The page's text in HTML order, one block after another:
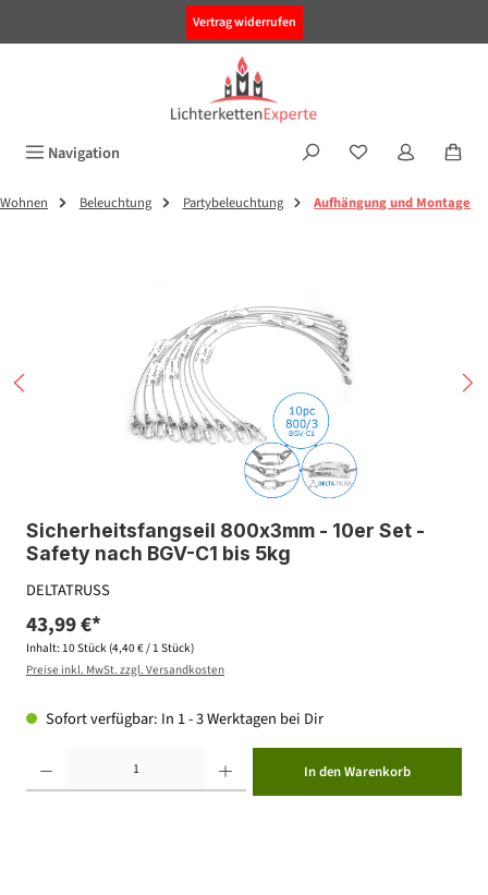
Vertrag widerrufen
Navigation
Wohnen Beleuchtung Partybeleuchtung Aufhängung und Montage
Sicherheitsfangseil 800x3mm - 10er Set -
Safety nach BGV-C1 bis 5kg
DELTATRUSS
43,99 €*
Inhalt: 10 Stück (4,40 € / 1 Stück)
Preise inkl. MwSt. zzgl. Versandkosten
Sofort verfügbar: In 1 - 3 Werktagen bei Dir
In den Warenkorb